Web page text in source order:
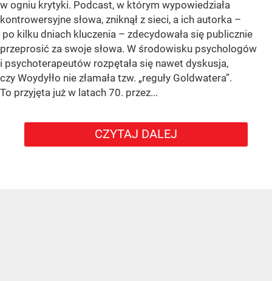
w ogniu krytyki. Podcast, w którym wypowiedziała
kontrowersyjne słowa, zniknął z sieci, a ich autorka –
po kilku dniach kluczenia – zdecydowała się publicznie
przeprosić za swoje słowa. W środowisku psychologów
i psychoterapeutów rozpętała się nawet dyskusja,
czy Woydyłło nie złamała tzw. „reguły Goldwatera”.
To przyjęta już w latach 70. przez...
CZYTAJ DALEJ